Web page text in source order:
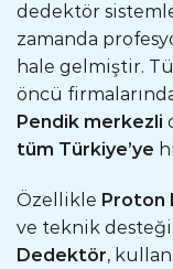
dedektör
zamanda
hale gelmiştir.
öncü
Pendik merkezli
tüm Türkiye’ye
Özellikle Proton
ve teknik
Dedektör,